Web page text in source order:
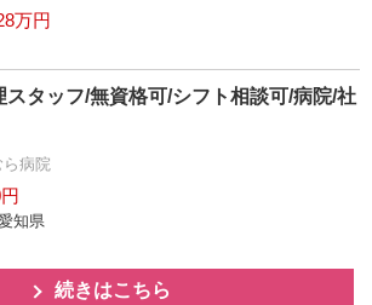
万円
スタッフ/無資格可/シフト相談可/病院/社
ら病院
知県
続きはこちら